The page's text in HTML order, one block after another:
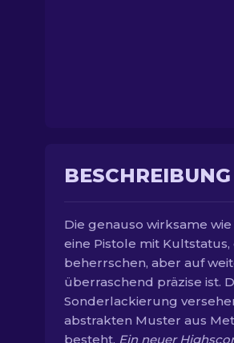
Die genauso wirksame
eine Pistole mit
beherrschen, aber auf
überraschend präzise ist.
Sonderlackierung
abstrakten Muster aus
besteht. Ein neuer